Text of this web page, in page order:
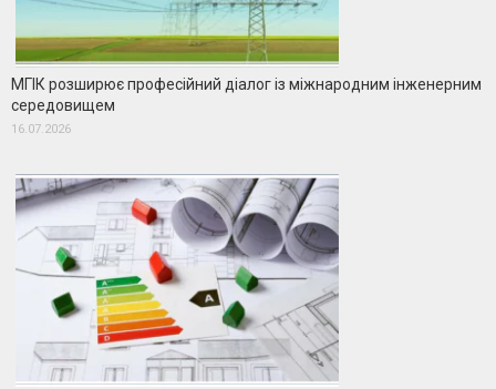
МГІК розширює професійний діалог із міжнародним інженерним
середовищем
16.07.2026